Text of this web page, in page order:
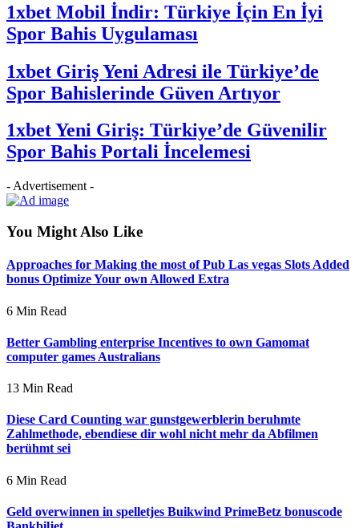
1xbet Mobil İndir: Türkiye İçin En İyi
Spor Bahis Uygulaması
1xbet Giriş Yeni Adresi ile Türkiye’de
Spor Bahislerinde Güven Artıyor
1xbet Yeni Giriş: Türkiye’de Güvenilir
Spor Bahis Portali İncelemesi
- Advertisement -
You Might Also Like
Approaches for Making the most of Pub Las vegas Slots Added
bonus Optimize Your own Allowed Extra
6 Min Read
Better Gambling enterprise Incentives to own Gamomat
computer games Australians
13 Min Read
Diese Card Counting war gunstgewerblerin beruhmte
Zahlmethode, ebendiese dir wohl nicht mehr da Abfilmen
berühmt sei
6 Min Read
Geld overwinnen in spelletjes Buikwind PrimeBetz bonuscode